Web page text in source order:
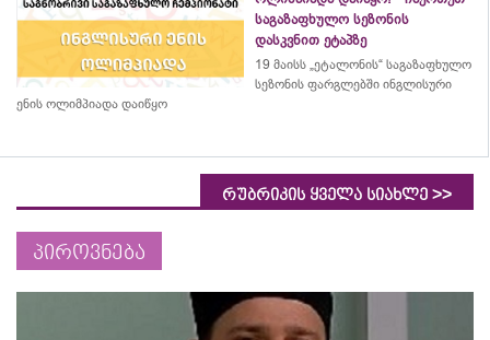
საგაზაფხულო სეზონის
დასკვნით ეტაპზე
19 მაისს „ეტალონის“ საგაზაფხულო
სეზონის ფარგლებში ინგლისური
ენის ოლიმპიადა დაიწყო
რუბრიკის ყველა სიახლე >>
პიროვნება